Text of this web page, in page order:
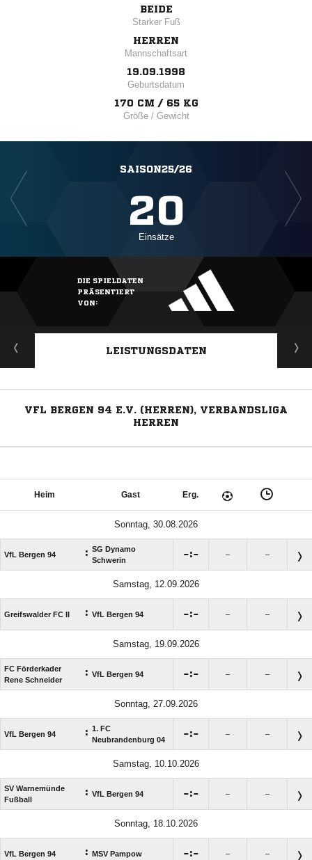
BEIDE
Starker Fuß
HERREN
Mannschaftsart
19.09.1998
Geburtsdatum
170 CM / 65 KG
Größe / Gewicht
SAISON25/26
20
Einsätze
DIE SPIELDATEN
PRÄSENTIERT
VON:
LEISTUNGSDATEN
VFL BERGEN 94 E.V. (HERREN), VERBANDSLIGA
HERREN
Heim Gast Erg.
Sonntag, 30.08.2026
VfL Bergen 94 : SG Dynamo
Schwerin
: – –
Samstag, 12.09.2026
Greifswalder FC II : VfL Bergen 94 : – –
Samstag, 19.09.2026
FC Förderkader
Rene Schneider
: VfL Bergen 94 : – –
Sonntag, 27.09.2026
VfL Bergen 94 : 1. FC
Neubrandenburg 04
: – –
Samstag, 10.10.2026
SV Warnemünde
Fußball
: VfL Bergen 94 : – –
Sonntag, 18.10.2026
VfL Bergen 94 : MSV Pampow : – –